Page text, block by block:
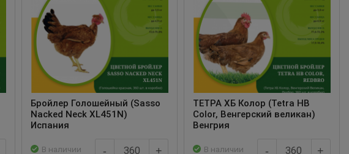
Бройлер Голошейный (Sasso
Nacked Neck XL451N)
Испания
В наличии - +
ТЕТРА ХБ Колор (Tetra HB
Color, Венгерский великан)
Венгрия
В наличии - +